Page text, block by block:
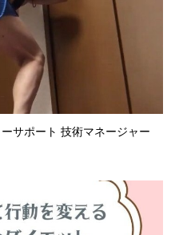
サポート 技術マネージャー